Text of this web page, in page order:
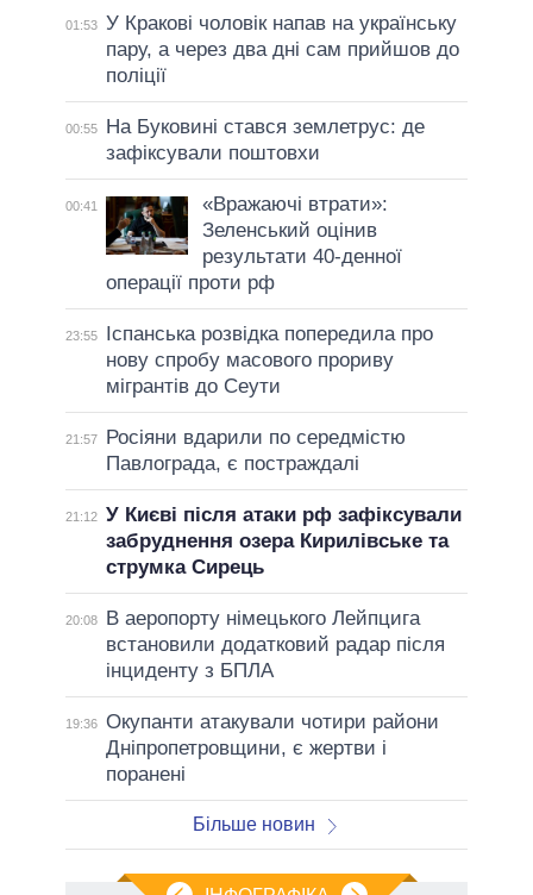
01:53 У Кракові чоловік напав на українську
пару, а через два дні сам прийшов до
поліції
00:55
На Буковині стався землетрус: де
зафіксували поштовхи
00:41
«Вражаючі втрати»:
Зеленський оцінив
результати 40-денної
операції проти рф
23:55
Іспанська розвідка попередила про
нову спробу масового прориву
мігрантів до Сеути
21:57
Росіяни вдарили по середмістю
Павлограда, є постраждалі
21:12 У Києві після атаки рф зафіксували
забруднення озера Кирилівське та
струмка Сирець
20:08
В аеропорту німецького Лейпцига
встановили додатковий радар після
інциденту з БПЛА
19:36 Окупанти атакували чотири райони
Дніпропетровщини, є жертви і
поранені
Більше новин